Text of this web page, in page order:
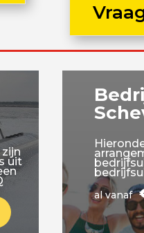
uit
al vanaf